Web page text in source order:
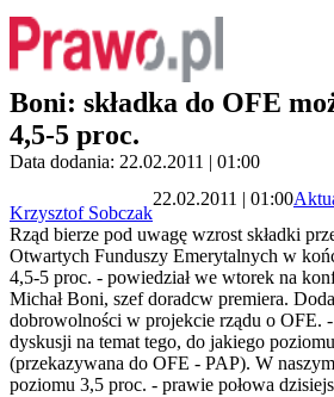
Boni: składka do OFE
4,5-5 proc.
Data dodania: 22.02.2011 | 01:00
Krzysztof Sobczak
22.02.2011 | 01:00
Rząd bierze pod uwagę wzrost składki
Otwartych Funduszy Emerytalnych w
4,5-5 proc. - powiedział we wtorek na
Michał Boni, szef doradcw premiera.
dobrowolności w projekcie rządu o OFE.
dyskusji na temat tego, do jakiego
(przekazywana do OFE - PAP). W
poziomu 3,5 proc. - prawie połowa